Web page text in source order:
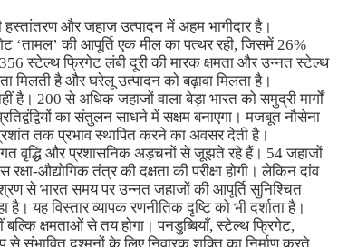
और जहाज उत्पादन में अहम भागीदार है।
‘तामल’ की आपूर्ति एक मील का पत्थर रही, जिसमें 26%
स्टेल्थ फ्रिगेट लंबी दूरी की मारक क्षमता और उन्नत स्टेल्थ
है और घरेलू उत्पादन को बढ़ावा मिलता है।
है। 200 से अधिक जहाजों वाला बेड़ा भारत को समुद्री मार्गों
का संतुलन साधने में सक्षम बनाएगा। मजबूत नौसेना
तक प्रभाव स्थापित करने का अवसर देती है।
वृद्धि और प्रशासनिक अड़चनों से जूझते रहे हैं। 54 जहाजों
औद्योगिक तंत्र की दक्षता की परीक्षा होगी। लेकिन दांव
से भारत समय पर उन्नत जहाजों की आपूर्ति सुनिश्चित
यह विस्तार व्यापक रणनीतिक दृष्टि को भी दर्शाता है।
क्षमताओं से तय होगा। पनडुब्बियाँ, स्टेल्थ फ्रिगेट,
संभावित दुश्मनों के लिए निवारक शक्ति का निर्माण करते